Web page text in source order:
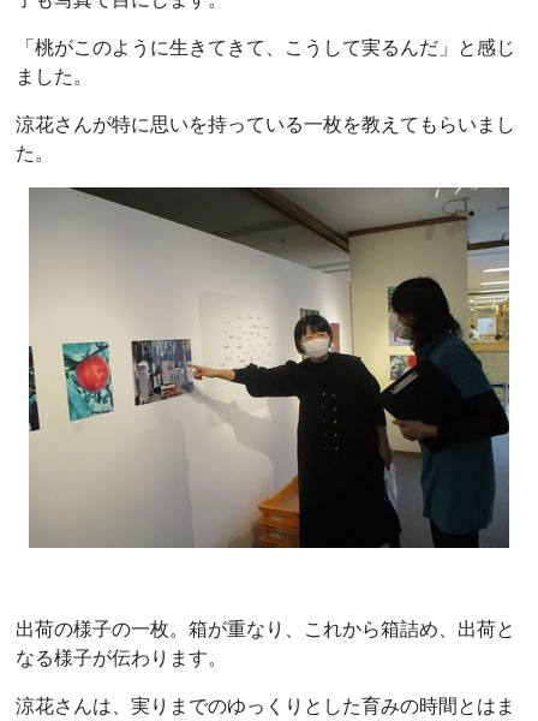
「桃がこのように生きてきて、こうして実るんだ」と感じ
ました。
涼花さんが特に思いを持っている一枚を教えてもらいまし
た。
出荷の様子の一枚。箱が重なり、これから箱詰め、出荷と
なる様子が伝わります。
涼花さんは、実りまでのゆっくりとした育みの時間とはま